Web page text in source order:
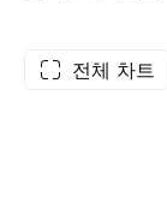
전체 차트